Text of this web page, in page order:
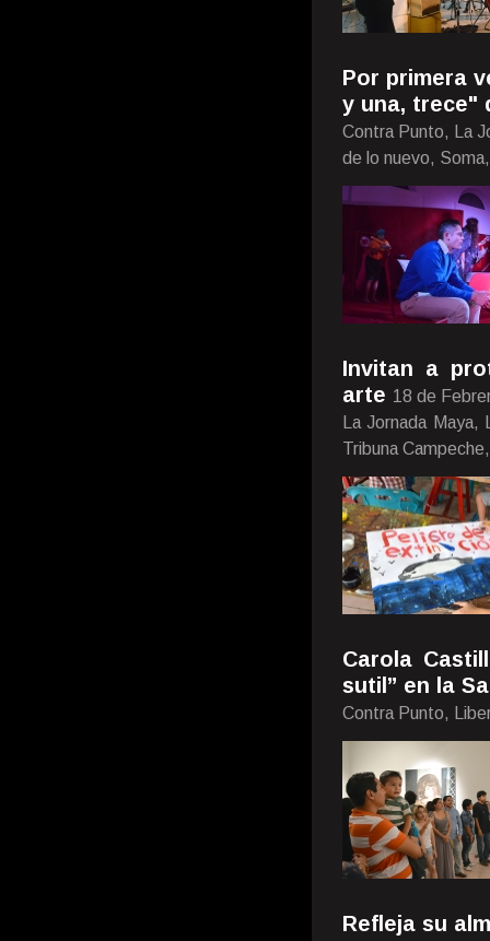
Por primera
y una, trece"
Contra Punto, La
de lo nuevo,
Invitan a
arte 18 de
La Jornada
Tribuna
Carola
sutil” en la
Contra Punto,
Refleja su